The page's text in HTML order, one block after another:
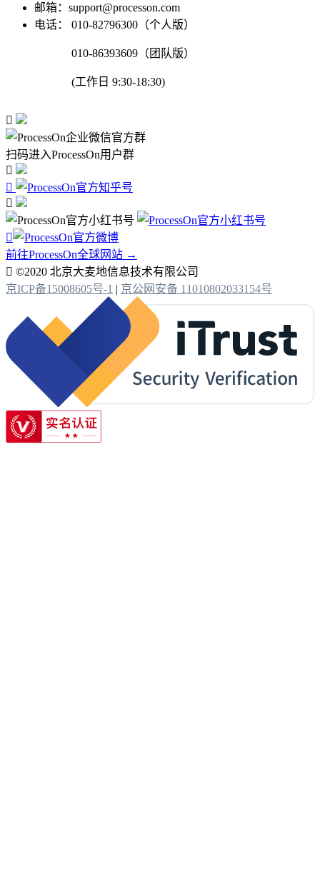
邮箱：support@processon.com
电话：
010-82796300（个人版）
010-86393609（团队版）
(工作日 9:30-18:30)

扫码进入ProcessOn用户群




前往ProcessOn全球网站 →
 ©2020 北京大麦地信息技术有限公司
京ICP备15008605号-1 | 京公网安备 11010802033154号